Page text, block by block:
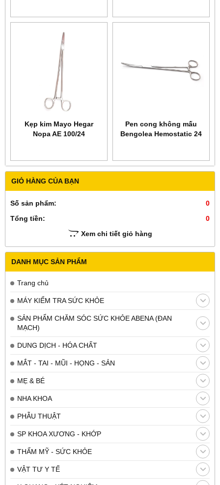
GIỎ HÀNG CỦA BẠN
Số sản phẩm:
0
Tổng tiền:
0
Xem chi tiết giỏ hàng
DANH MỤC SẢN PHẨM
Trang chủ
MÁY KIỂM TRA SỨC KHỎE
SẢN PHẨM CHĂM SÓC SỨC KHỎE ABENA (ĐAN
MẠCH)
DUNG DỊCH - HÓA CHẤT
MẮT - TAI - MŨI - HỌNG - SẢN
MẸ & BÉ
NHA KHOA
PHẪU THUẬT
SP KHOA XƯƠNG - KHỚP
THẨM MỸ - SỨC KHỎE
VẬT TƯ Y TẾ
Kẹp kim Mayo Hegar
Nopa AE 100/24
Pen cong không mấu
Bengolea Hemostatic 24